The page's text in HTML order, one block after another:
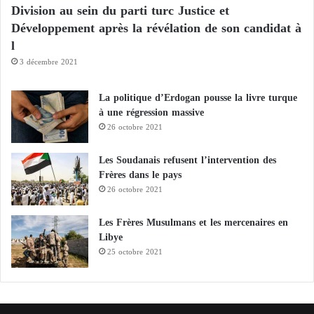
Division au sein du parti turc Justice et
Développement après la révélation de son candidat à
l
3 décembre 2021
La politique d’Erdogan pousse la livre turque
à une régression massive
26 octobre 2021
Les Soudanais refusent l’intervention des
Frères dans le pays
26 octobre 2021
Les Frères Musulmans et les mercenaires en
Libye
25 octobre 2021